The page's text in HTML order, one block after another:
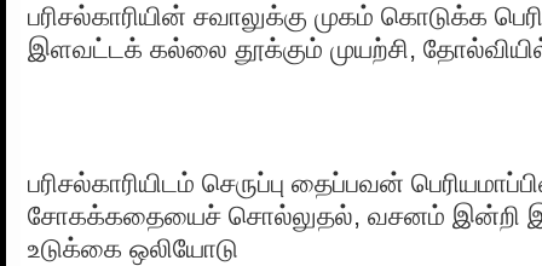
பரிசல்காரியின் சவாலுக்கு முகம் கொடுக்க
இளவட்டக் கல்லை தூக்கும் முயற்சி, தோல்வியில்
பரிசல்காரியிடம் செருப்பு தைப்பவன்
சோகக்கதையைச் சொல்லுதல், வசனம் இன்றி
உடுக்கை ஒலியோடு